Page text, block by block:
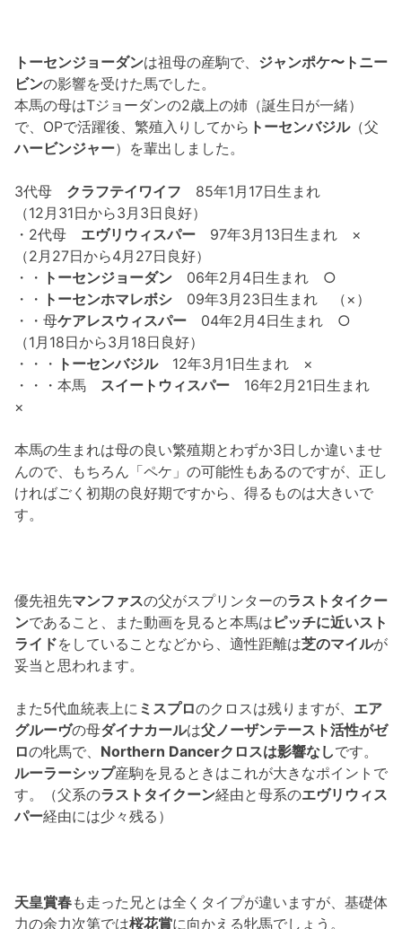
トーセンジョーダンは祖母の産駒で、 ジャンポケ〜トニー
ビンの影響を受けた馬でした。
本馬の母はTジョーダンの2歳上の姉（誕生日が一緒）
で、OPで活躍後、繁殖入りしてから トーセンバジル（父
ハービンジャー）を輩出しました。
3代母 クラフテイワイフ 85年1月17日生まれ
（12月31日から3月3日良好）
・2代母 エヴリウィスパー 97年3月13日生まれ ×
（2月27日から4月27日良好）
・・ トーセンジョーダン 06年2月4日生まれ ○
・・ トーセンホマレボシ 09年3月23日生まれ （×）
・・母ケアレスウィスパー 04年2月4日生まれ ○
（1月18日から3月18日良好）
・・・ トーセンバジル12年3月1日生まれ ×
・・・本馬 スイートウィスパー 16年2月21日生まれ
×
本馬の生まれは母の良い繁殖期とわずか3日しか違いませ
んので、もちろん「ペケ」の可能性もあるのですが、正し
ければごく初期の良好期ですから、得るものは大きいで
す。
優先祖先マンファスの父がスプリンターのラストタイクー
ンであること、また動画を見ると本馬は ピッチに近いスト
ライドをしていることなどから、適性距離は芝のマイルが
妥当と思われます。
また5代血統表上に ミスプロのクロスは残りますが、 エア
グルーヴの母ダイナカールは父ノーザンテースト活性がゼ
ロの牝馬で、 Northern Dancerクロスは影響なしです。
ルーラーシップ産駒を見るときはこれが大きなポイントで
す。（父系のラストタイクーン経由と母系のエヴリウィス
パー経由には少々残る）
天皇賞春も走った兄とは全くタイプが違いますが、基礎体
力の余力次第では桜花賞に向かえる牝馬でしょう。